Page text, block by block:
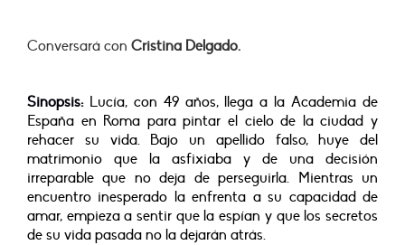
Conversará con Cristina Delgado.
Sinopsis:Lucía, con 49 años, llega a la Academia de
España en Roma para pintar el cielo de la ciudad y
rehacer su vida. Bajo un apellido falso, huye del
matrimonio que la asfixiaba y de una decisión
irreparable que no deja de perseguirla. Mientras un
encuentro inesperado la enfrenta a su capacidad de
amar, empieza a sentir que la espían y que los secretos
de su vida pasada no la dejarán atrás.